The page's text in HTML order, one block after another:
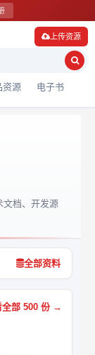
资源 电子书
上传资源
文档、开发源
全部资料
全部 500 份 →